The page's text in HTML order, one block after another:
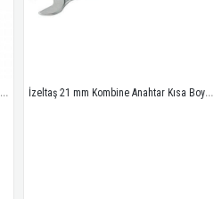
İzeltaş 11 mm Cırcır Kombine Anahtar 340020011 İzeltaş 21 mm Kombine Anahtar Kısa Boy 320020021